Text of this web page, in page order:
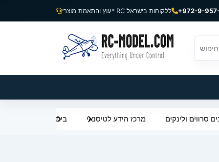
ייעוץ והתאמת מוצרי RC ללקוחות בישראל +972-9-
בית מרכז הידע לטיסנאי סרווים ולינקים